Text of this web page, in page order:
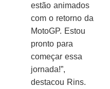
estão animados
com o retorno da
MotoGP. Estou
pronto para
começar essa
jornada!”,
destacou Rins.